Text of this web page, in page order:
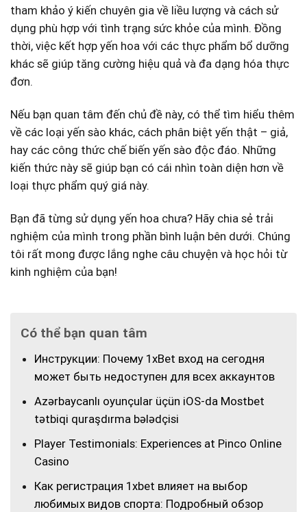
tham⁣ khảo ý kiến chuyên gia‍ về liều ⁢lượng và cách sử‍
dụng phù hợp với tình⁣ trạng sức khỏe của mình. Đồng
thời, việc kết hợp yến hoa với ​các thực ⁣phẩm bổ dưỡng
khác sẽ giúp tăng cường hiệu quả và đa dạng hóa thực
đơn.
Nếu bạn quan tâm đến chủ đề này, có thể ⁣tìm hiểu thêm
về các loại yến sào khác, cách phân ‌biệt yến thật – giả,
hay các‌ công thức chế biến yến sào độc đáo. Những
kiến thức này sẽ giúp bạn có cái nhìn toàn diện hơn về
loại thực phẩm quý giá này.
Bạn đã​ từng sử dụng yến⁤ hoa⁤ chưa? Hãy chia sẻ trải
nghiệm⁤ của mình trong‌ phần bình luận bên dưới. Chúng
tôi ‌rất mong ⁤được lắng nghe câu chuyện và học hỏi từ
kinh nghiệm của⁤ bạn!
Có thể bạn quan tâm
Инструкции: Почему 1xBet вход на сегодня
может быть недоступен для всех аккаунтов
Azərbaycanlı oyunçular üçün iOS-da Mostbet
tətbiqi quraşdırma bələdçisi
Player Testimonials: Experiences at Pinco Online
Casino
Как регистрация 1xbet влияет на выбор
любимых видов спорта: Подробный обзор